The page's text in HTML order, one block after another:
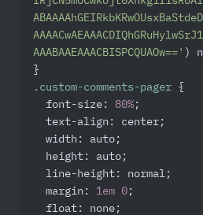
AAABAAEAAACBISPCQUAOw==' )
.custom-comments-pager {
font-size : 80% ;
text-align : center;
width : auto;
height : auto;
line-height : normal;
margin : 1em 0 ;
float : none;